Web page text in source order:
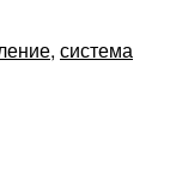
, система